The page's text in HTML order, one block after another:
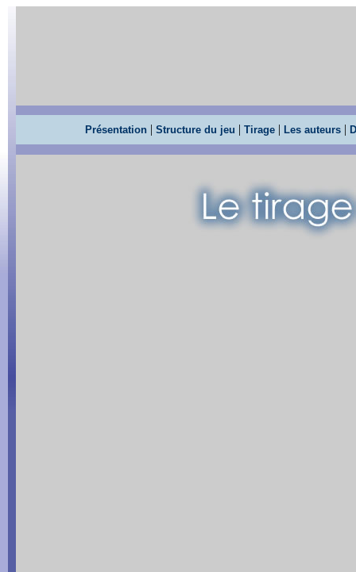
Présentation | Structure du jeu | Tirage | Les auteurs |